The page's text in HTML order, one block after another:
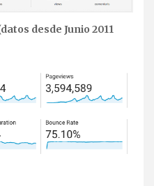
desde Junio 2011